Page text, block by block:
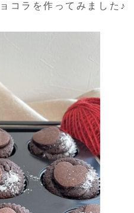
コラを作ってみました♪